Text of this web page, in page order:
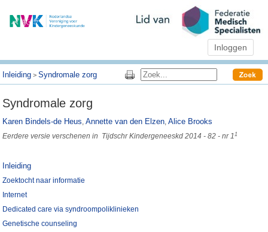
Inloggen
Inleiding >Syndromale zorg
Syndromale zorg
Karen Bindels-de Heus,Annette van den Elzen,Alice Brooks
Eerdere versie verschenen in Tijdschr Kindergeneeskd 2014 - 82 - nr 11
Inleiding
Zoektocht naar informatie
Internet
Dedicated care via syndroompoliklinieken
Genetische counseling